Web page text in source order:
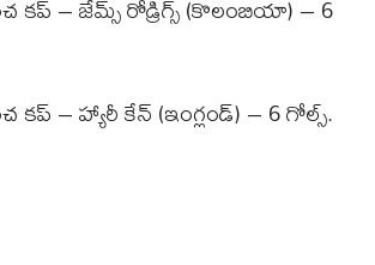
కప్ – జేమ్స్ రోడ్రిగ్స్ (కొలంబియా) – 6
కప్ – హ్యారీ కేన్ (ఇంగ్లండ్) – 6 గోల్స్.